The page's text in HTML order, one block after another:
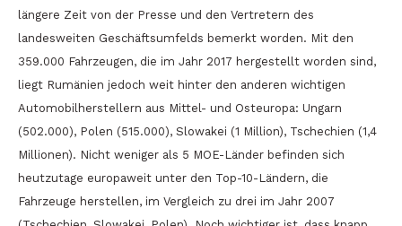
längere Zeit von der Presse und den Vertretern des
landesweiten Geschäftsumfelds bemerkt worden. Mit den
359.000 Fahrzeugen, die im Jahr 2017 hergestellt worden sind,
liegt Rumänien jedoch weit hinter den anderen wichtigen
Automobilherstellern aus Mittel- und Osteuropa: Ungarn
(502.000), Polen (515.000), Slowakei (1 Million), Tschechien (1,4
Millionen). Nicht weniger als 5 MOE-Länder befinden sich
heutzutage europaweit unter den Top-10-Ländern, die
Fahrzeuge herstellen, im Vergleich zu drei im Jahr 2007